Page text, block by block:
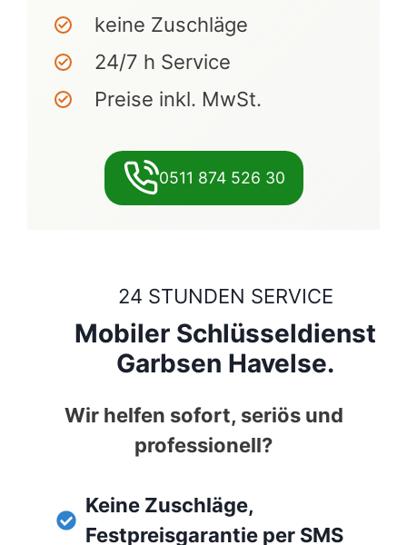
keine Zuschläge
24/7 h Service
Preise inkl. MwSt.
0511 874 526 30
24 STUNDEN SERVICE
Mobiler Schlüsseldienst
Garbsen Havelse.
Wir helfen sofort, seriös und
professionell?
Keine Zuschläge,
Festpreisgarantie per SMS